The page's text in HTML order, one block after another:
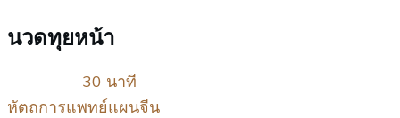
นวดทุยหน้า
30 นาที
หัตถการแพทย์แผนจีน